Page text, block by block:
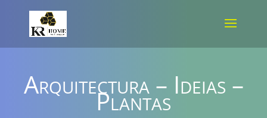
Arquitectura – Ideias –
Plantas